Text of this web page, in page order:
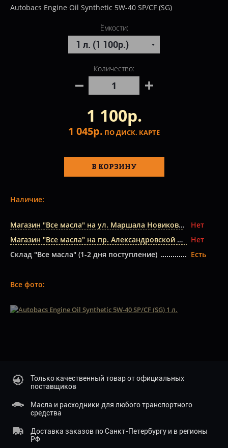
Autobacs Engine Oil Synthetic 5W-40 SP/СF (SG)
Ёмкости:
Количество:
1 100р.
1 045р. ПО ДИСК. КАРТЕ
В КОРЗИНУ
Наличие:
Магазин "Все масла" на ул. Маршала Новикова
Нет
Магазин "Все масла" на пр. Александровской Фермы
Нет
Склад "Все масла" (1-2 дня поступление)
Есть
Все фото:
Только качественный товар от официальных
поставщиков
Масла и расходники для любого транспортного
средства
Доставка заказов по Санкт-Петербургу и в регионы
РФ